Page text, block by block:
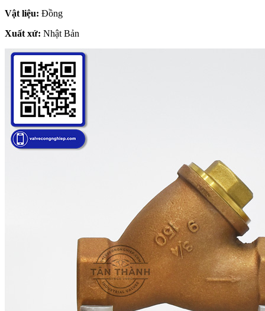
Vật liệu: Đồng
Xuất xứ: Nhật Bản